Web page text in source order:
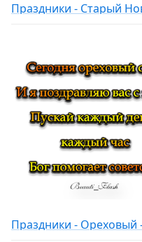
Праздники - Старый
Праздники - Ореховый